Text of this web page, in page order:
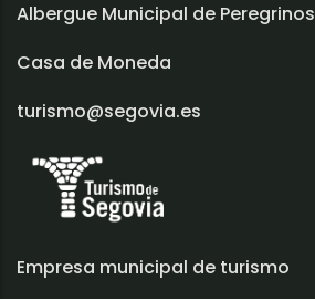
Albergue Municipal de Peregrinos
Casa de Moneda
turismo@segovia.es
Empresa municipal de turismo